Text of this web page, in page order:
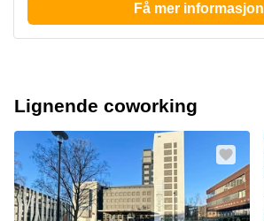
Få mer informasjon
Lignende coworking